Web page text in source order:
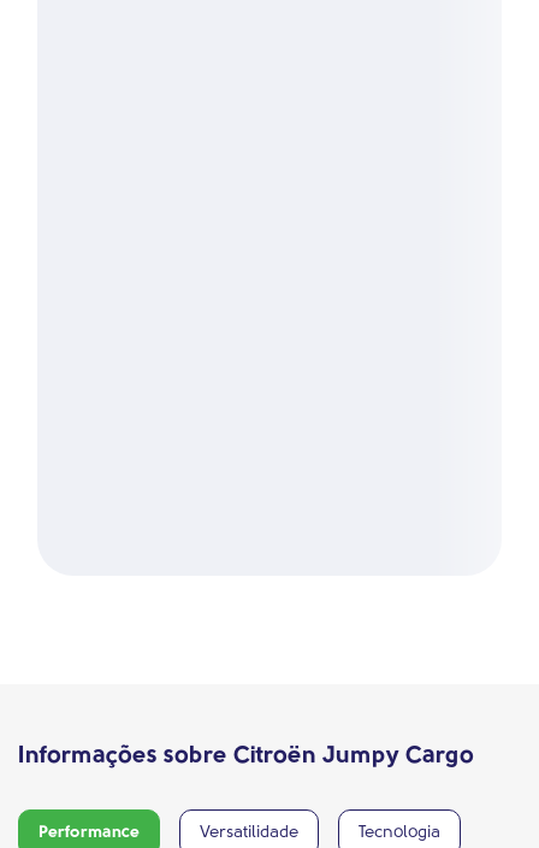
Informações sobre Citroën Jumpy Cargo
Performance Versatilidade Tecnologia